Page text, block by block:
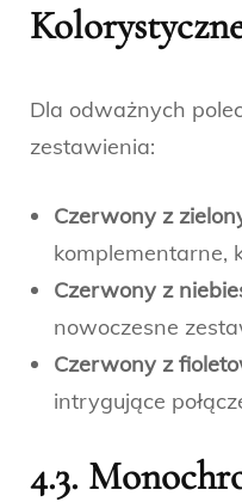
Dla odważnych
zestawienia:
Czerwony z
komplementarne,
Czerwony z
nowoczesne
Czerwony z
intrygujące
4.3.